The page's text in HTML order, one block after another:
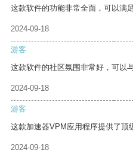
这款软件的功能非常全面，可以满
2024-09-18
游客
这款软件的社区氛围非常好，可以
2024-09-18
游客
这款加速器VPM应用程序提供了顶
2024-09-18